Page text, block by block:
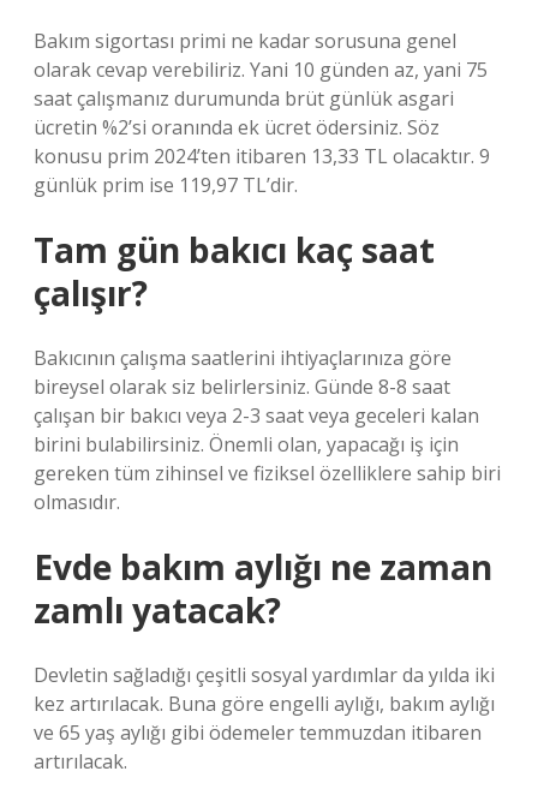
Bakım sigortası primi ne kadar sorusuna genel
olarak cevap verebiliriz. Yani 10 günden az, yani 75
saat çalışmanız durumunda brüt günlük asgari
ücretin %2’si oranında ek ücret ödersiniz. Söz
konusu prim 2024’ten itibaren 13,33 TL olacaktır. 9
günlük prim ise 119,97 TL’dir.
Tam gün bakıcı kaç saat
çalışır?
Bakıcının çalışma saatlerini ihtiyaçlarınıza göre
bireysel olarak siz belirlersiniz. Günde 8-8 saat
çalışan bir bakıcı veya 2-3 saat veya geceleri kalan
birini bulabilirsiniz. Önemli olan, yapacağı iş için
gereken tüm zihinsel ve fiziksel özelliklere sahip biri
olmasıdır.
Evde bakım aylığı ne zaman
zamlı yatacak?
Devletin sağladığı çeşitli sosyal yardımlar da yılda iki
kez artırılacak. Buna göre engelli aylığı, bakım aylığı
ve 65 yaş aylığı gibi ödemeler temmuzdan itibaren
artırılacak.